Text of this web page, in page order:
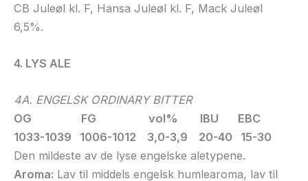
CB Juleøl kl. F, Hansa Juleøl kl. F, Mack Juleøl
6,5%.
4. LYS ALE
4A. ENGELSK ORDINARY BITTER
OG FG vol% IBU EBC
1033-1039 1006-1012 3,0-3,9 20-40 15-30
Den mildeste av de lyse engelske aletypene.
Aroma: Lav til middels engelsk humlearoma, lav til